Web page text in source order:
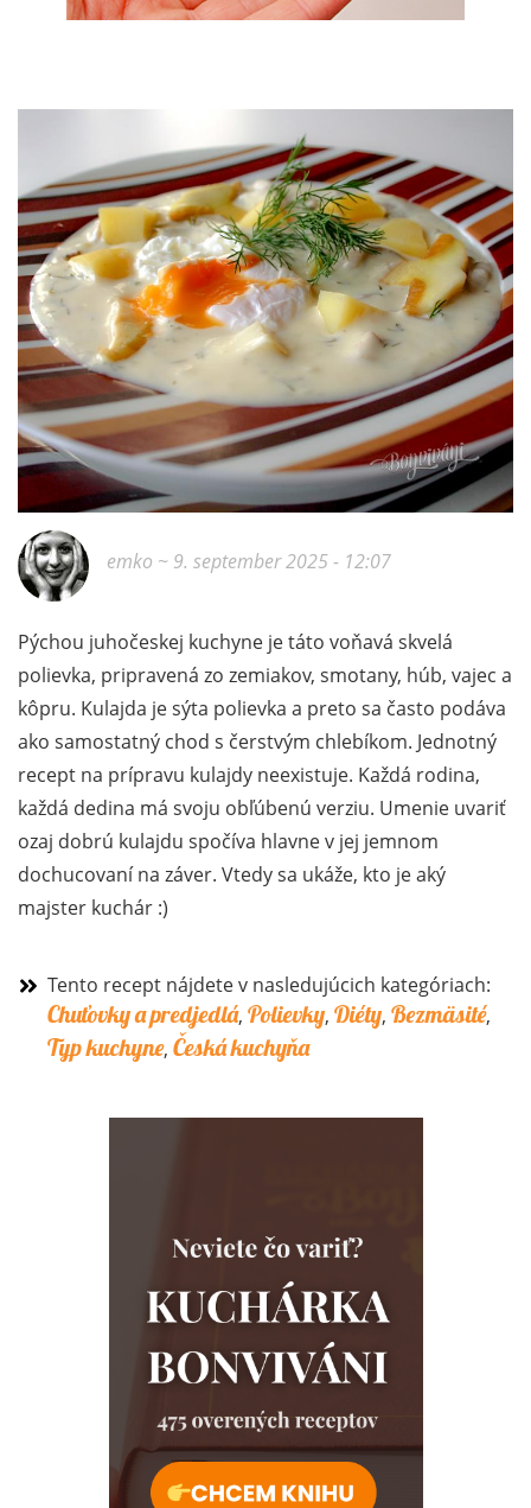
emko ~ 9. september 2025 - 12:07
Pýchou juhočeskej kuchyne je táto voňavá skvelá
polievka, pripravená zo zemiakov, smotany, húb, vajec a
kôpru. Kulajda je sýta polievka a preto sa často podáva
ako samostatný chod s čerstvým chlebíkom. Jednotný
recept na prípravu kulajdy neexistuje. Každá rodina,
každá dedina má svoju obľúbenú verziu. Umenie uvariť
ozaj dobrú kulajdu spočíva hlavne v jej jemnom
dochucovaní na záver. Vtedy sa ukáže, kto je aký
majster kuchár :)
Tento recept nájdete v nasledujúcich kategóriach:
Chuťovky a predjedlá, Polievky, Diéty, Bezmäsité,
Typ kuchyne, Česká kuchyňa